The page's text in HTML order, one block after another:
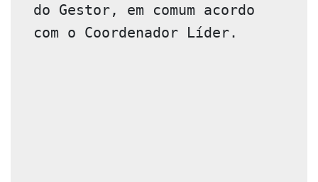
do Gestor, em comum acordo
com o Coordenador Líder.